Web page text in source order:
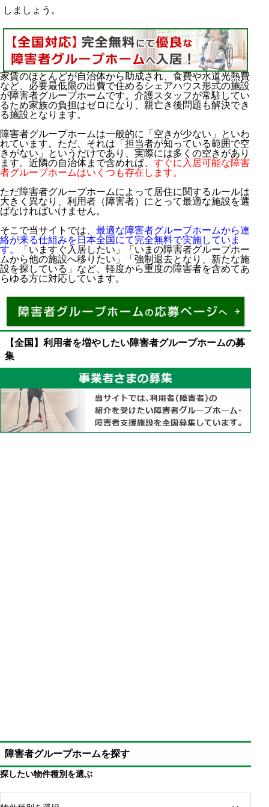
しましょう。
家賃のほとんどが自治体から助成され、食費や水道光熱費
など、必要最低限の出費で住めるシェアハウス形式の施設
が障害者グループホームです。介護スタッフが常駐してい
るため家族の負担はゼロになり、親亡き後問題も解決でき
る施設となります。
障害者グループホームは一般的に「空きが少ない」といわ
れています。ただ、それは「担当者が知っている範囲で空
きがない」というだけであり、実際には多くの空きがあり
ます。近隣の自治体まで含めれば、 すぐに入居可能な障害
者グループホームはいくつも存在します。
ただ障害者グループホームによって居住に関するルールは
大きく異なり、利用者（障害者）にとって最適な施設を選
ばなければいけません。
そこで当サイトでは、 最適な障害者グループホームから連
絡が来る仕組みを日本全国にて完全無料で実施していま
す。
「いますぐ入居したい」「いまの障害者グループホー
ムから他の施設へ移りたい」「強制退去となり、新たな施
設を探している」など、軽度から重度の障害者を含めてあ
らゆる方に対応しています。
【全国】利用者を増やしたい障害者グループホームの募
集
障害者グループホームを探す
探したい物件種別を選ぶ
高齢者施設は特養や民間施設など種類が多い
認知症患者・障害者が住む場所がグループホーム
認知症以外の人が主に利用する高齢者向け住宅
有料老人ホームとグループホームの違い
施設によって入居条件は大きく異なる
介護体制や専門性の違いは大きい
グループホームと有料老人ホームの違いを学ぶ